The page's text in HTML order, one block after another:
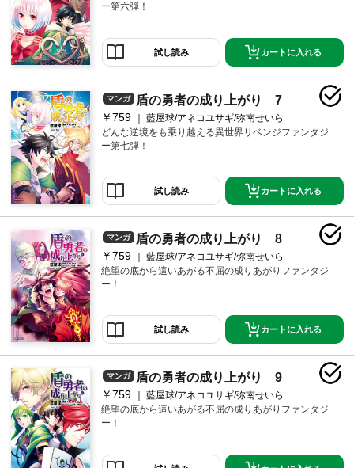
ー第六弾！
試し読み カートに入れる
マンガ 盾の勇者の成り上がり 7
￥759
藍屋球/アネコユサギ/弥南せいら
どんな逆境をも乗り越える異世界リベンジファンタジ
ー第七弾！
試し読み カートに入れる
マンガ 盾の勇者の成り上がり 8
￥759
藍屋球/アネコユサギ/弥南せいら
絶望の底から這いあがる不屈の成りあがりファンタジ
ー！
試し読み カートに入れる
マンガ 盾の勇者の成り上がり 9
￥759
藍屋球/アネコユサギ/弥南せいら
絶望の底から這いあがる不屈の成りあがりファンタジ
ー！